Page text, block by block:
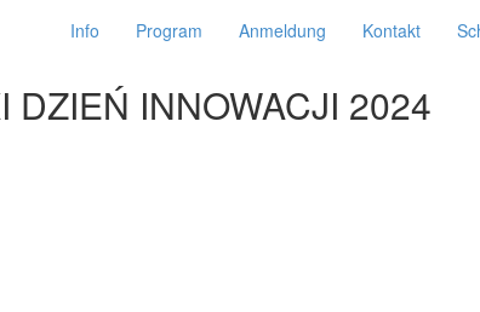
Info Program Anmeldung Kontakt
DZIEŃ INNOWACJI 2024